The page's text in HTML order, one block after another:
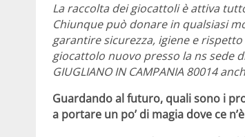
La raccolta dei giocattoli è attiva
Chiunque può donare in qualsiasi
garantire sicurezza, igiene e
giocattolo nuovo presso la ns sede di
GIUGLIANO IN CAMPANIA 80014
Guardando al futuro, quali sono i
a portare un po’ di magia dove ce